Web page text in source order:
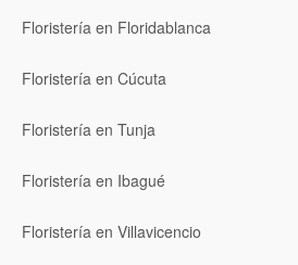
Floristería en Floridablanca
Floristería en Cúcuta
Floristería en Tunja
Floristería en Ibagué
Floristería en Villavicencio